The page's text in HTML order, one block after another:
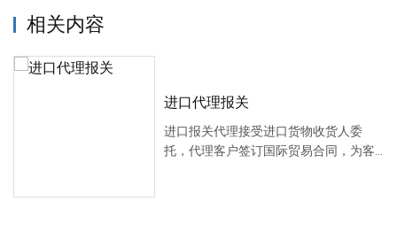
相关内容
进口代理报关
进口报关代理接受进口货物收货人委
托，代理客户签订国际贸易合同，为客